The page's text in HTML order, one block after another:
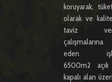
koruyarak,
olarak ve
taviz
eden
6500m2
kapalı alan